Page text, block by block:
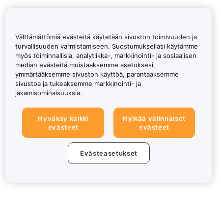
Välttämättömiä evästeitä käytetään sivuston toimivuuden ja
turvallisuuden varmistamiseen. Suostumuksellasi käytämme
myös toiminnallisia, analytiikka-, markkinointi- ja sosiaalisen
median evästeitä muistaaksemme asetuksesi,
ymmärtääksemme sivuston käyttöä, parantaaksemme
sivustoa ja tukeaksemme markkinointi- ja
jakamisominaisuuksia.
Hyväksy kaikki
evästeet
Hylkää valinnaiset
evästeet
Evästeasetukset